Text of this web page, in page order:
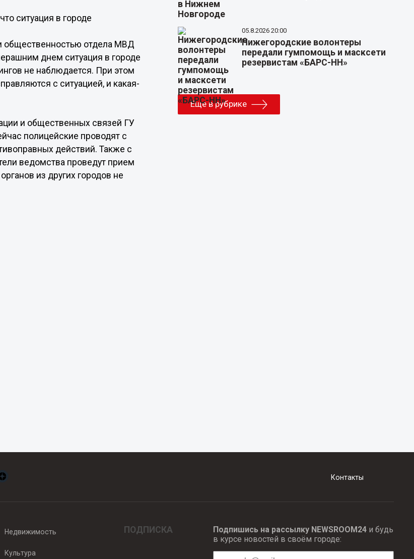
ситуация в городе
общественностью отдела МВД
днем ситуация в городе
не наблюдается. При этом
с ситуацией, и какая-
и общественных связей ГУ
полицейские проводят с
действий. Также с
ведомства проведут прием
из других городов не
05.8.2026 20:00
Нижегородские волонтеры
передали гумпомощь и масксети
резервистам «БАРС-НН»
Еще в рубрике
Контакты
Недвижимость
Культура
ПОДПИСКА Подпишись на рассылку NEWSROOM24и будь
в курсе новостей в своём городе: